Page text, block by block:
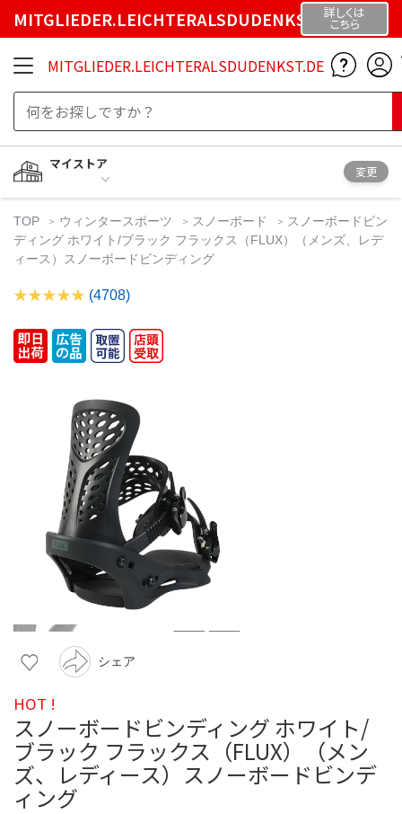
MITGLIEDER.LEICHTERALSDUDENKST.DE詳しくは
こちら
MITGLIEDER.LEICHTERALSDUDENKST.DE
マイストア
変更
TOP ウィンタースポーツ スノーボード
スノーボードビン
ディング ホワイト/ブラック フラックス（FLUX）（メンズ、レデ
ィース）スノーボードビンディング
(4708)
シェア
HOT !
スノーボードビンディング ホワイト/
ブラック フラックス（FLUX）（メン
ズ、レディース）スノーボードビンデ
ィング